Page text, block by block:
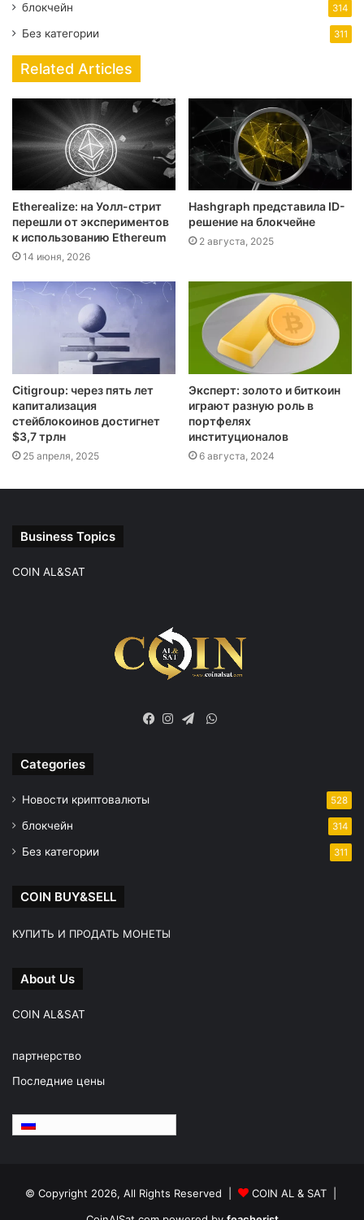
блокчейн 314
Без категории 311
Related Articles
Etherealize: на Уолл-стрит
перешли от экспериментов
к использованию Ethereum
14 июня, 2026
Hashgraph представила ID-
решение на блокчейне
2 августа, 2025
Citigroup: через пять лет
капитализация
стейблокоинов достигнет
$3,7 трлн
25 апреля, 2025
Эксперт: золото и биткоин
играют разную роль в
портфелях
институционалов
6 августа, 2024
Business Topics
COIN AL&SAT
WhatsApp
Categories
Новости криптовалюты 528
блокчейн 314
Без категории 311
COIN BUY&SELL
КУПИТЬ И ПРОДАТЬ МОНЕТЫ
About Us
COIN AL&SAT
партнерство
Последние цены
© Copyright 2026, All Rights Reserved |
COIN AL & SAT |